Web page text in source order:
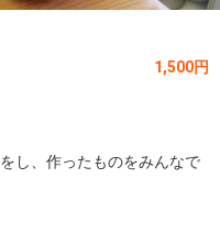
1,500円
し、作ったものをみんなで